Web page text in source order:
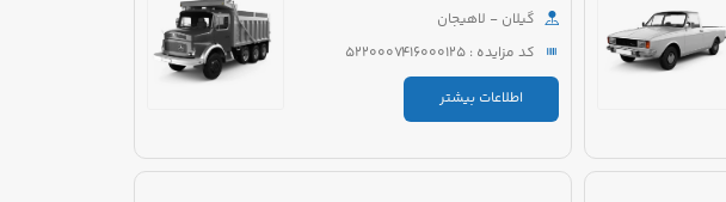
گیلان - لاهیجان
کد مزایده : 5220007416000125
اطلاعات بیشتر